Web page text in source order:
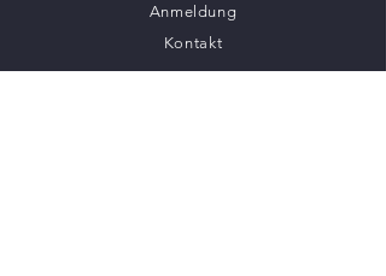
Anmeldung
Kontakt